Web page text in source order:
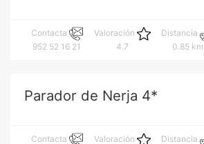
Contacta
952 52 16 21
Valoración
4.7
Distancia
0.85 km
Parador de Nerja 4*
Contacta
Valoración
Distancia